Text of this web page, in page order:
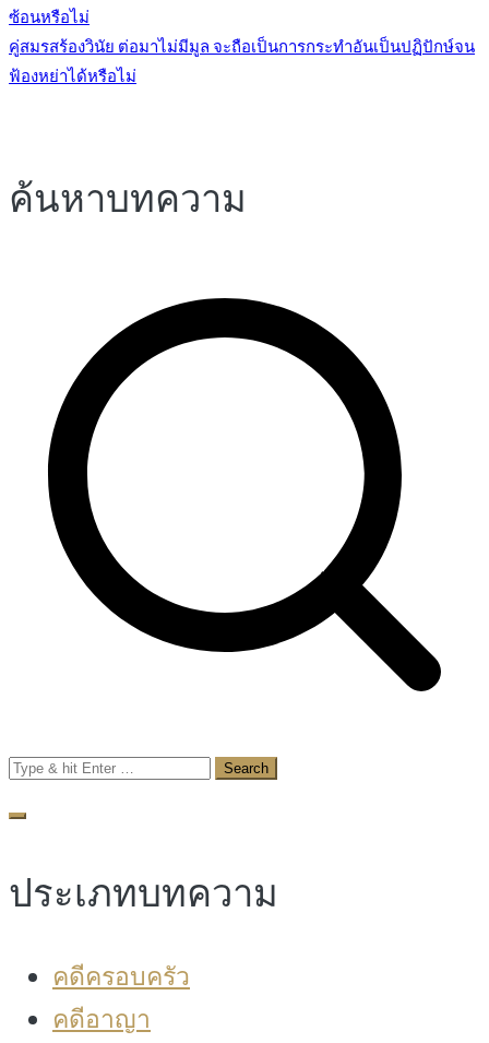
แนะแนว
ซ้อนหรือไม่
คู่สมรสร้องวินัย ต่อมาไม่มีมูล จะถือเป็นการกระทำอันเป็นปฏิปักษ์จน
ฟ้องหย่าได้หรือไม่
ค้นหาบทความ
Search
for:
ประเภทบทความ
คดีครอบครัว
คดีอาญา